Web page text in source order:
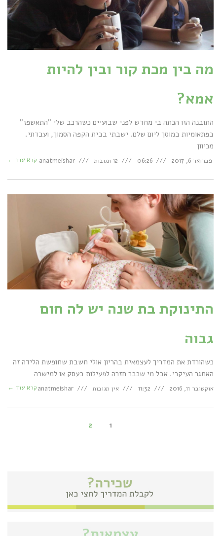
מה בין מכת קור ובין להיות
אמא?
התובנה הזו הכתה בי מחדש לפני שבועיים כשהרכב שלי "התאשפז"
בפתאומיות במוסך ליום שלם. ישבתי בבית הקפה הסמוך, ועבדתי.
מכיוון
פברואר 6, 2017 06:26 12 תגובות anatmeishar קרא עוד ←
התינוקת בת שנה יש לה חום
גבוה
כשהורדת את המדריך לעצמאית בהריון אולי חשבת שחופשת הלידה זה
האתגר העיקרי. אבל מי שכבר חזרה לפעילות בעסק או למישרה
אוקטובר 11, 2016 11:32 אין תגובות anatmeisharקרא עוד ←
1
2